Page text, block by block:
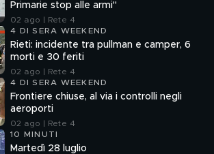
Primarie stop alle armi"
02 ago | Rete 4
4 DI SERA WEEKEND
Rieti: incidente tra pullman e camper, 6
morti e 30 feriti
02 ago | Rete 4
4 DI SERA WEEKEND
Frontiere chiuse, al via i controlli negli
aeroporti
02 ago | Rete 4
10 MINUTI
Martedì 28 luglio